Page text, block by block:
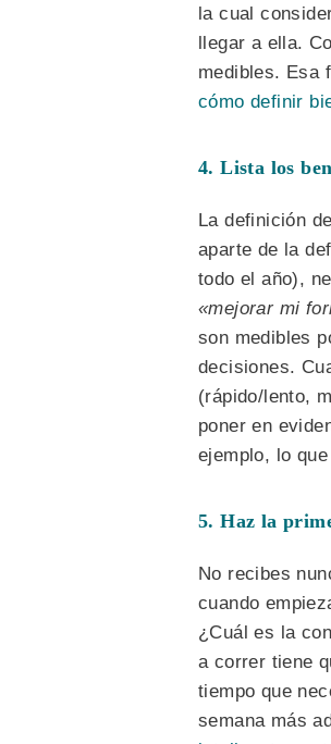
la cual
llegar a ella.
medibles. Esa
cómo definir
4. Lista los
La definición
aparte de la
todo el año),
«mejorar mi
son medibles
decisiones.
(rápido/lento,
poner en
ejemplo, lo
5. Haz la
No recibes
cuando
¿Cuál es la
a correr tiene
tiempo que
semana más